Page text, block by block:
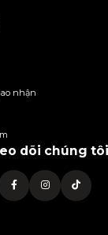
nhận
dõi chúng tôi